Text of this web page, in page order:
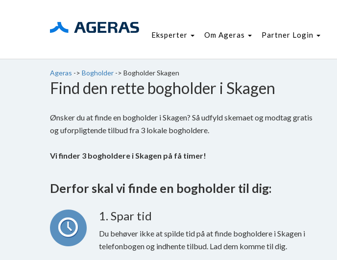
Eksperter Om Ageras Partner Login
Ageras -> Bogholder -> Bogholder Skagen
Find den rette bogholder i Skagen
Ønsker du at finde en bogholder i Skagen? Så udfyld skemaet og modtag gratis
og uforpligtende tilbud fra 3 lokale bogholdere.
Vi finder 3 bogholdere i Skagen på få timer!
Derfor skal vi finde en bogholder til dig:
1. Spar tid
Du behøver ikke at spilde tid på at finde bogholdere i Skagen i
telefonbogen og indhente tilbud. Lad dem komme til dig.